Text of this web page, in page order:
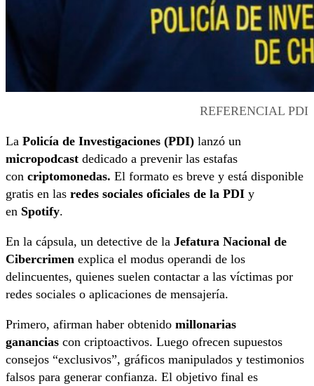
REFERENCIAL PDI
La Policía de Investigaciones (PDI) lanzó un
micropodcast dedicado a prevenir las estafas
con criptomonedas. El formato es breve y está disponible
gratis en las redes sociales oficiales de la PDI y
en Spotify.
En la cápsula, un detective de la Jefatura Nacional de
Cibercrimen explica el modus operandi de los
delincuentes, quienes suelen contactar a las víctimas por
redes sociales o aplicaciones de mensajería.
Primero, afirman haber obtenido millonarias
ganancias con criptoactivos. Luego ofrecen supuestos
consejos “exclusivos”, gráficos manipulados y testimonios
falsos para generar confianza. El objetivo final es